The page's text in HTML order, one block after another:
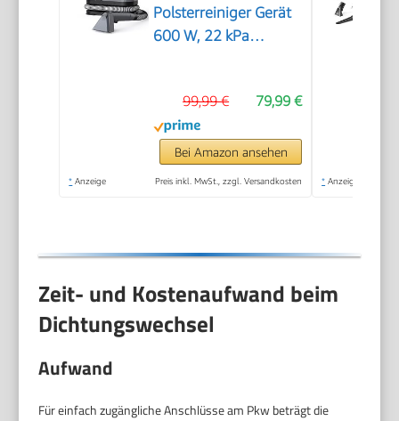
Polsterreiniger Gerät
600 W, 22 kPa
79,99 €
99,99 €
Bei Amazon ansehen
* Anzeige Preis inkl. MwSt., zzgl. Versandkosten * Anzeige
Zeit- und Kostenaufwand beim
Dichtungswechsel
Aufwand
Für einfach zugängliche Anschlüsse am Pkw beträgt die